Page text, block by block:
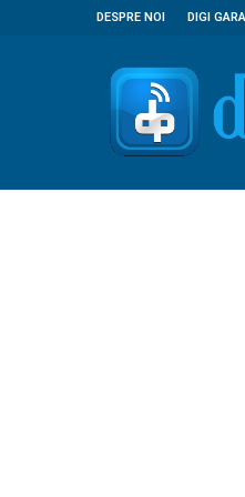
DESPRE NOI DIGI